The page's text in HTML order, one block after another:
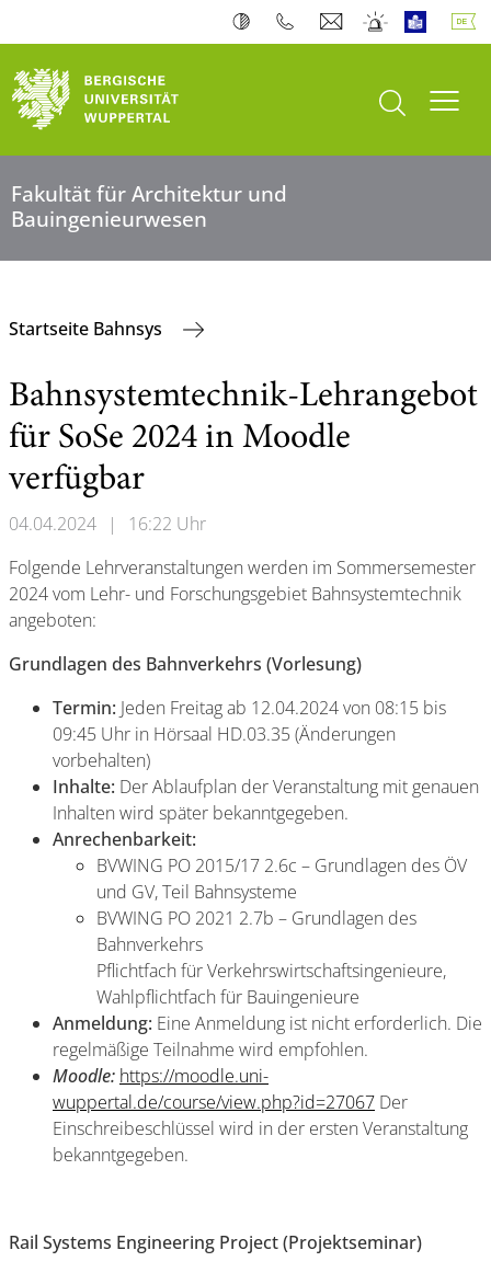
Suche öffnen
Fakultät für Architektur und
Bauingenieurwesen
Startseite Bahnsys
Bahnsystemtechnik-Lehrangebot
für SoSe 2024 in Moodle
verfügbar
04.04.2024 |
16:22 Uhr
Folgende Lehrveranstaltungen werden im Sommersemester
2024 vom Lehr- und Forschungsgebiet Bahnsystemtechnik
angeboten:
Grundlagen des Bahnverkehrs (Vorlesung)
Termin: Jeden Freitag ab 12.04.2024 von 08:15 bis
09:45 Uhr in Hörsaal HD.03.35 (Änderungen
vorbehalten)
Inhalte: Der Ablaufplan der Veranstaltung mit genauen
Inhalten wird später bekanntgegeben.
Anrechenbarkeit:
BVWING PO 2015/17 2.6c – Grundlagen des ÖV
und GV, Teil Bahnsysteme
BVWING PO 2021 2.7b – Grundlagen des
Bahnverkehrs
Pflichtfach für Verkehrswirtschaftsingenieure,
Wahlpflichtfach für Bauingenieure
Anmeldung: Eine Anmeldung ist nicht erforderlich. Die
regelmäßige Teilnahme wird empfohlen.
Moodle: https://moodle.uni-
wuppertal.de/course/view.php?id=27067 Der
Einschreibeschlüssel wird in der ersten Veranstaltung
bekanntgegeben.
Rail Systems Engineering Project (Projektseminar)